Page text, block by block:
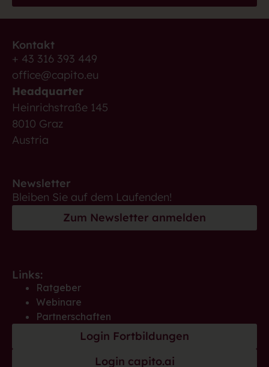
Kontakt
+ 43 316 393 449
office@capito.eu
Headquarter
Heinrichstraße 145
8010 Graz
Austria
Newsletter
Bleiben Sie auf dem Laufenden!
Zum Newsletter anmelden
Links:
Ratgeber
Webinare
Partnerschaften
Login Fortbildungen
Login capito.ai